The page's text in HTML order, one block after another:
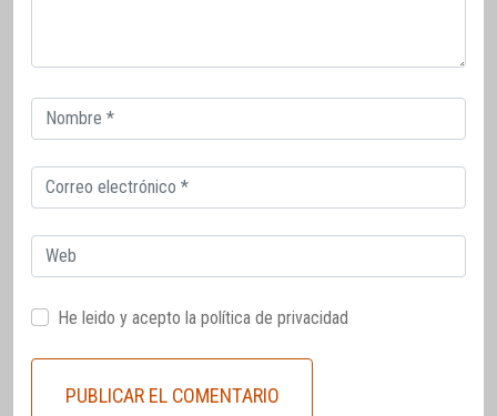
Correo
electrónico
Correo
electrónico
Web
He leido y acepto la política de privacidad